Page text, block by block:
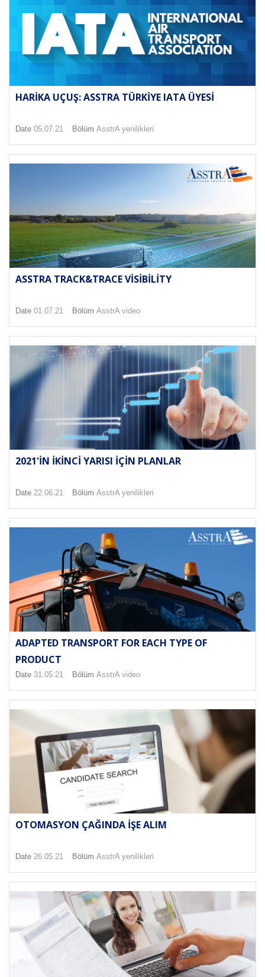
HARIKA UÇUŞ: ASSTRA TÜRKIYE IATA ÜYESI
Date 05.07.21 Bölüm AsstrA yenilikleri
ASSTRA TRACK&TRACE VISIBILITY
Date 01.07.21 Bölüm AsstrA video
2021'IN IKINCI YARISI IÇIN PLANLAR
Date 22.06.21 Bölüm AsstrA yenilikleri
ADAPTED TRANSPORT FOR EACH TYPE OF
PRODUCT
Date 31.05.21 Bölüm AsstrA video
OTOMASYON ÇAĞINDA İŞE ALIM
Date 26.05.21 Bölüm AsstrA yenilikleri